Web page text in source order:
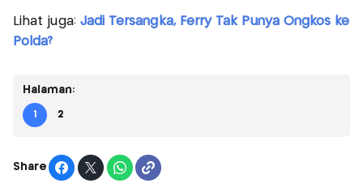
Lihat juga: Jadi Tersangka, Ferry Tak Punya Ongkos ke
Polda?
Halaman:
1 2
Share